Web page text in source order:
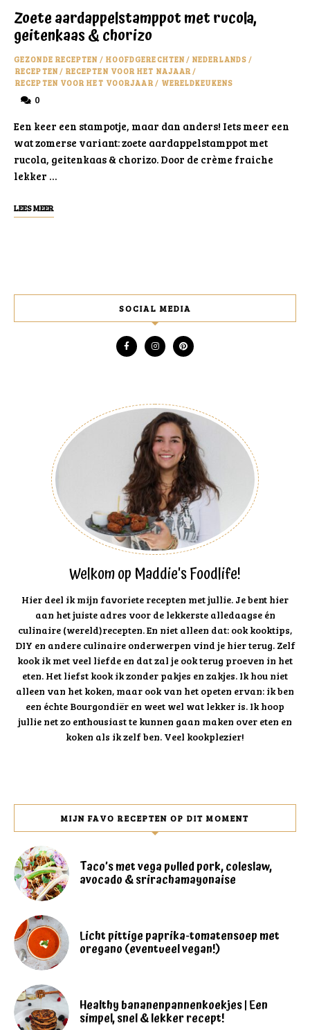
Zoete aardappelstamppot met rucola,
geitenkaas & chorizo
GEZONDE RECEPTEN / HOOFDGERECHTEN/ NEDERLANDS /
RECEPTEN/ RECEPTEN VOOR HET NAJAAR/
RECEPTEN VOOR HET VOORJAAR/ WERELDKEUKENS
0
Een keer een stampotje, maar dan anders! Iets meer een
wat zomerse variant: zoete aardappelstamppot met
rucola, geitenkaas & chorizo. Door de crème fraiche
lekker …
LEES MEER
SOCIAL MEDIA
Welkom op Maddie's Foodlife!
Hier deel ik mijn favoriete recepten met jullie. Je bent hier
aan het juiste adres voor de lekkerste alledaagse én
culinaire (wereld)recepten. En niet alleen dat: ook kooktips,
DIY en andere culinaire onderwerpen vind je hier terug. Zelf
kook ik met veel liefde en dat zal je ook terug proeven in het
eten. Het liefst kook ik zonder pakjes en zakjes. Ik hou niet
alleen van het koken, maar ook van het opeten ervan: ik ben
een échte Bourgondiër en weet wel wat lekker is. Ik hoop
jullie net zo enthousiast te kunnen gaan maken over eten en
koken als ik zelf ben. Veel kookplezier!
MIJN FAVO RECEPTEN OP DIT MOMENT
Taco’s met vega pulled pork, coleslaw,
avocado & srirachamayonaise
Licht pittige paprika-tomatensoep met
oregano (eventueel vegan!)
Healthy bananenpannenkoekjes | Een
simpel, snel & lekker recept!